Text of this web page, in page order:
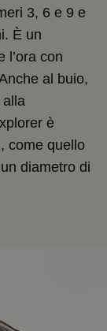
3, 6 e 9 e
È un
l’ora con
al buio,
alla
è
come quello
diametro di